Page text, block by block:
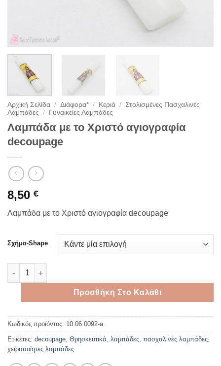
Αρχική Σελίδα / Διάφορα* / Κεριά / Στολισμένες Πασχαλινές
Λαμπάδες
/ Γυναικείες Λαμπάδες
Λαμπάδα με το Χριστό αγιογραφία
decoupage
8,50 €
Λαμπάδα με το Χριστό αγιογραφία decoupage
Σχήμα-Shape
Λαμπάδα με το Χριστό αγιογραφία decoupage ποσότητα
Προσθήκη Στο Καλάθι
Κωδικός προϊόντος: 10.06.0092-a
Ετικέτες: decoupage, Θρησκευτικά, λαμπάδες, πασχαλινές λαμπάδες,
χειροποίητες λαμπάδες